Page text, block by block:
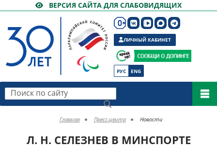
ВЕРСИЯ САЙТА ДЛЯ СЛАБОВИДЯЩИХ
РУС ENG
ЛИЧНЫЙ КАБИНЕТ
Поиск по сайту
Главная Пресс-центр Новости
Л. Н. СЕЛЕЗНЕВ В МИНСПОРТЕ